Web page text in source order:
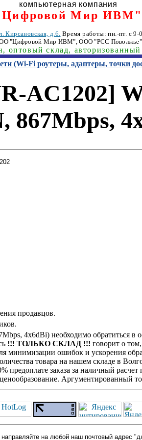
компьютерная компания
Мир ИВМ"
Кирсановская, д.6. Время работы: пн.-пт. с 9-
"Цифровой Мир ИВМ", ООО "РСС Поволжье"
оптовый склад,
(Wi-Fi роутеры, адаптеры, точки
AC1202]
867Mbps,
продавцов.
4x6dBi) необходимо
!!! ТОЛЬКО СКЛАД !!! говорит о
минимизации ошибок и ускорения
товара на нашем складе в
заказа за наличный
Аргументированный
на любой наш почтовый адрес